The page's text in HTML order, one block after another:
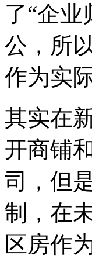
了“企
公，所
作为实
其实在
开商铺
司，但
制，在
区房作